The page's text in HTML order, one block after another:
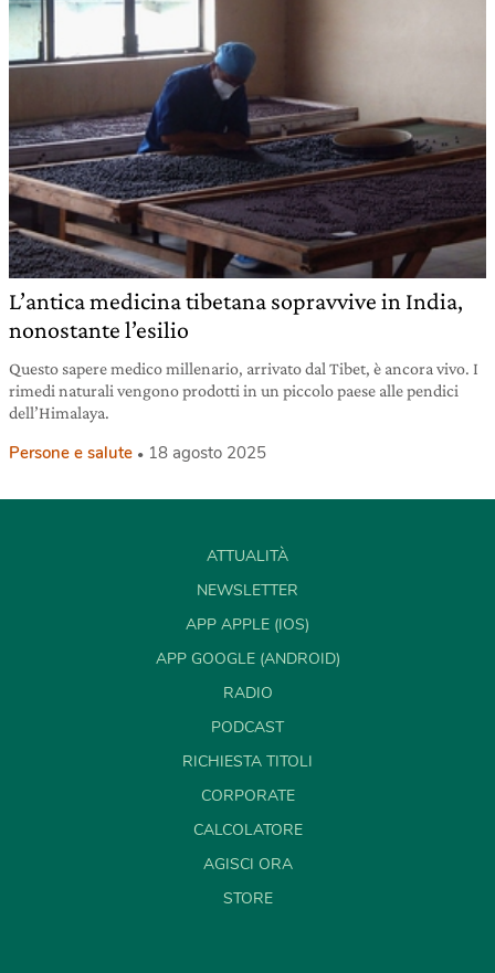
L’antica medicina tibetana sopravvive in India,
nonostante l’esilio
Questo sapere medico millenario, arrivato dal Tibet, è ancora vivo. I
rimedi naturali vengono prodotti in un piccolo paese alle pendici
dell’Himalaya.
Persone e salute 18 agosto 2025
ATTUALITÀ
NEWSLETTER
APP APPLE (IOS)
APP GOOGLE (ANDROID)
RADIO
PODCAST
RICHIESTA TITOLI
CORPORATE
CALCOLATORE
AGISCI ORA
STORE